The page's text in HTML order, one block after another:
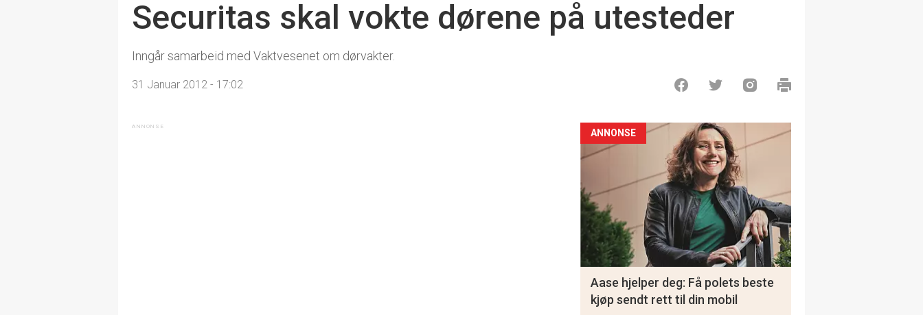
Securitas skal vokte dørene på utesteder
Inngår samarbeid med Vaktvesenet om dørvakter.
31 Januar 2012 - 17:02
ANNONSE
Aase hjelper deg: Få polets beste
kjøp sendt rett til din mobil